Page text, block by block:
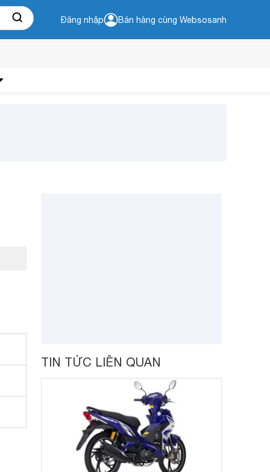
Đăng nhập Bán hàng cùng Websosanh
TIN TỨC LIÊN QUAN